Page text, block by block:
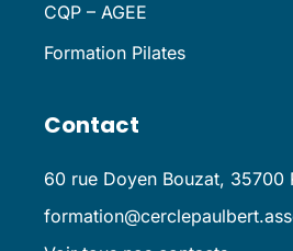
CQP – AGEE
Formation Pilates
Contact
60 rue Doyen Bouzat, 35700